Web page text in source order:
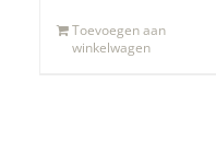
Toevoegen aan
winkelwagen